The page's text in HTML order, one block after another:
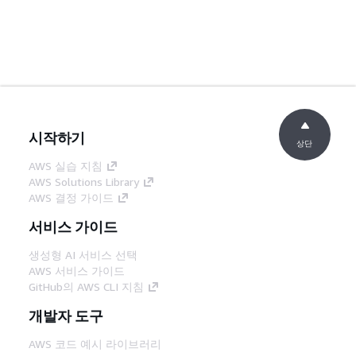
시작하기
AWS 실습 지침
AWS Solutions Library
AWS 결정 가이드
서비스 가이드
생성형 AI 서비스 선택
AWS 서비스 가이드
GitHub의 AWS CLI 지침
개발자 도구
AWS 코드 예시 라이브러리
상단